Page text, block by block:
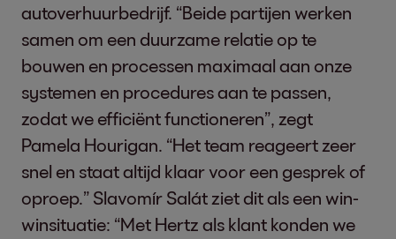
autoverhuurbedrijf. “Beide partijen werken
samen om een duurzame relatie op te
bouwen en processen maximaal aan onze
systemen en procedures aan te passen,
zodat we efficiënt functioneren”, zegt
Pamela Hourigan. “Het team reageert zeer
snel en staat altijd klaar voor een gesprek of
oproep.” Slavomír Salát ziet dit als een win-
winsituatie: “Met Hertz als klant konden we